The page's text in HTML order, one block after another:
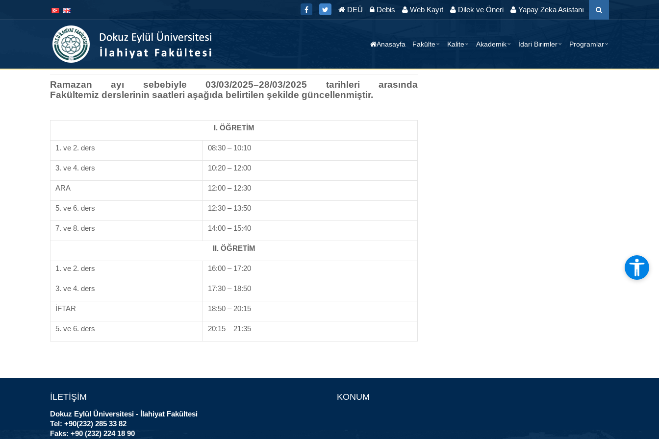
Navigasyona
DEÜ Debis Web Kayıt Dilek ve Öneri Yapay Zeka Asistanı
Anasayfa Fakülte Kalite Akademik İdari Birimler Programlar
Ramazan ayı sebebiyle 03/03/2025–28/03/2025 tarihleri arasında
Fakültemiz derslerinin saatleri aşağıda belirtilen şekilde güncellenmiştir.
I. ÖĞRETİM
1. ve 2. ders 08:30 – 10:10
3. ve 4. ders 10:20 – 12:00
ARA 12:00 – 12:30
5. ve 6. ders 12:30 – 13:50
7. ve 8. ders 14:00 – 15:40
II. ÖĞRETİM
1. ve 2. ders 16:00 – 17:20
3. ve 4. ders 17:30 – 18:50
İFTAR 18:50 – 20:15
5. ve 6. ders 20:15 – 21:35
İLETİŞİM
Dokuz Eylül Üniversitesi - İlahiyat Fakültesi
Tel: +90(232) 285 33 82
Faks: +90 (232) 224 18 90
KONUM